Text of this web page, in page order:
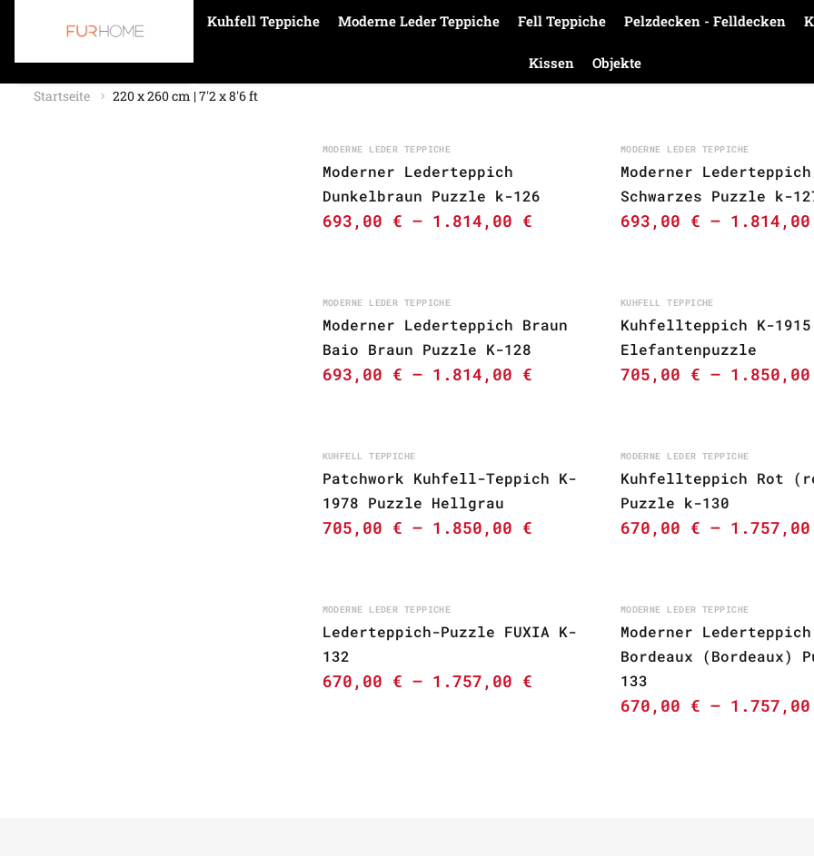
Kuhfell Teppiche Moderne Leder Teppiche Fell Teppiche Pelzdecken - Felldecken
Kissen Objekte
Startseite 220 x 260 cm | 7'2 x 8'6 ft
MODERNE LEDER TEPPICHE
Moderner Lederteppich
Dunkelbraun Puzzle k-126
693,00 € – 1.814,00 €
MODERNE LEDER TEPPICHE
Moderner Lederteppich
Schwarzes Puzzle k-
693,00 € –
MODERNE LEDER TEPPICHE
Moderner Lederteppich Braun
Baio Braun Puzzle K-128
693,00 € – 1.814,00 €
KUHFELL TEPPICHE
Kuhfellteppich K-
Elefantenpuzzle
705,00 € –
KUHFELL TEPPICHE
Patchwork Kuhfell-Teppich K-
1978 Puzzle Hellgrau
705,00 € – 1.850,00 €
MODERNE LEDER TEPPICHE
Kuhfellteppich Rot
Puzzle k-130
670,00 € –
MODERNE LEDER TEPPICHE
Lederteppich-Puzzle FUXIA K-
132
670,00 € – 1.757,00 €
MODERNE LEDER TEPPICHE
Moderner Lederteppich
Bordeaux (Bordeaux)
133
670,00 € –